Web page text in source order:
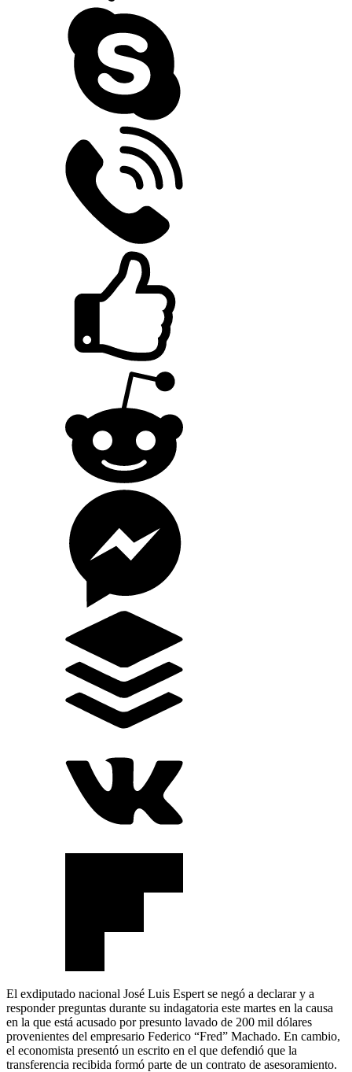
El exdiputado nacional José Luis Espert se negó a declarar y a
responder preguntas durante su indagatoria este martes en la causa
en la que está acusado por presunto lavado de 200 mil dólares
provenientes del empresario Federico “Fred” Machado. En cambio,
el economista presentó un escrito en el que defendió que la
transferencia recibida formó parte de un contrato de asesoramiento.